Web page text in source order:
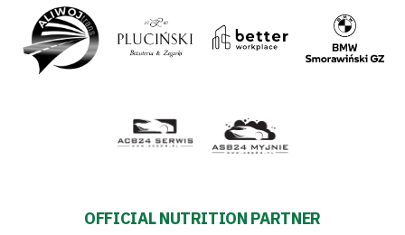
OFFICIAL NUTRITION PARTNER